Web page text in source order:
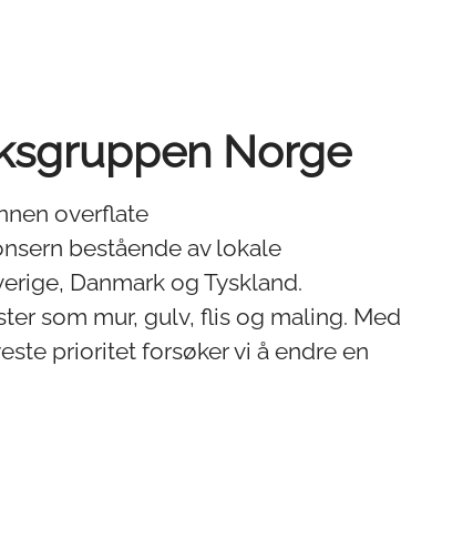
Norge
overflate
bestående av lokale
Danmark og Tyskland.
som mur, gulv, flis og maling. Med
prioritet forsøker vi å endre en